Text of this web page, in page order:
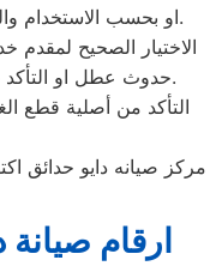
او بحسب الاستخدام والهدف منه الاقلال من حدوث الاعطال.
حدوث عطل او التأكد بأن الجهاز لا يعمل بالشكل المطلوب.
مركز صيانه دايو حدائق
ارقام